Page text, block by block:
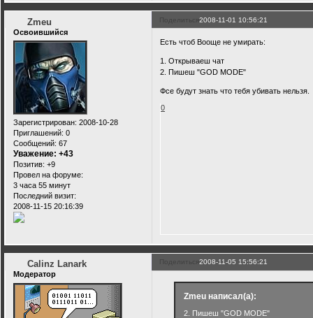
Поделиться2008-11-01 10:56:21
Zmeu
Освоившийся
Зарегистрирован: 2008-10-28
Приглашений: 0
Сообщений: 67
Уважение: +43
Позитив: +9
Провел на форуме:
3 часа 55 минут
Последний визит:
2008-11-15 20:16:39
Есть чтоб Вооще не умирать:
1. Открываеш чат
2. Пишеш "GOD MODE"
Фсе будут знать что тебя убивать нельзя.
0
Поделиться2008-11-05 15:56:21
Calinz Lanark
Модератор
Zmeu написал(а):
2. Пишеш "GOD MODE"